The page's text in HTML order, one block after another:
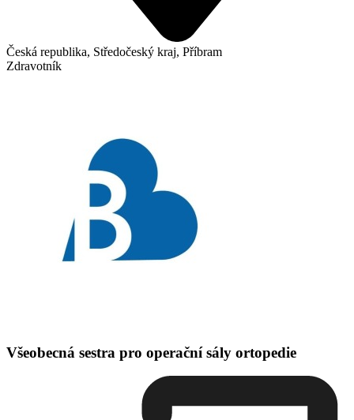
Česká republika, Středočeský kraj, Příbram
Zdravotník
Všeobecná sestra pro operační sály ortopedie